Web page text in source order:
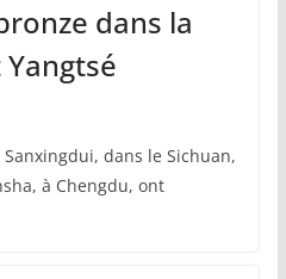
dans la
dans le Sichuan,
à Chengdu, ont